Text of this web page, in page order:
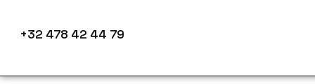
+32 478 42 44 79